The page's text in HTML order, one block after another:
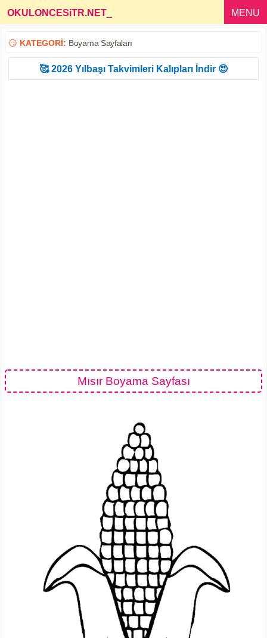
OKULONCESiTR.NET MENU
😏 KATEGORİ: Boyama Sayfaları
🥰 2026 Yılbaşı Takvimleri Kalıpları İndir 😍
Mısır Boyama Sayfası